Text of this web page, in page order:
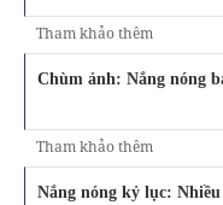
Tham khảo thêm
Chùm ảnh: Nắng nóng
Tham khảo thêm
Nắng nóng kỷ lục: